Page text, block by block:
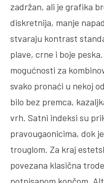
zadržan, ali je grafika
diskretnija, manje
stvaraju kontrast
plave, crne i boje
mogućnosti za
svako pronaći u nekoj
bilo bez premca,
vrh. Satni indeksi su
pravougaonicima, dok
trouglom. Za kraj
povezana klasična